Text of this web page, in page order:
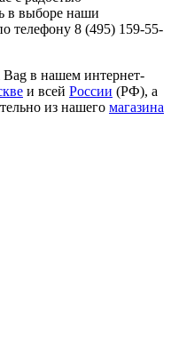
в выборе наши
телефону 8 (495) 159-55-
в нашем интернет-
и всей России (РФ), а
из нашего магазина